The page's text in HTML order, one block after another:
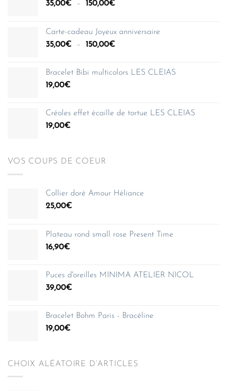
35,00€ – 150,00€Plage
35,00€
à
Carte-cadeau Joyeux anniversaire
35,00€ – 150,00€Plage
35,00€
Bracelet Bibi multicolors LES CLEIAS
19,00€
Créoles effet écaille de tortue LES CLEIAS
19,00€
VOS COUPS DE COEUR
Collier doré Amour Héliance
25,00€
Plateau rond small rose Present Time
16,90€
Puces d'oreilles MINIMA ATELIER NICOL
39,00€
Bracelet Bohm Paris - Bracéline
19,00€
CHOIX ALÉATOIRE D’ARTICLES